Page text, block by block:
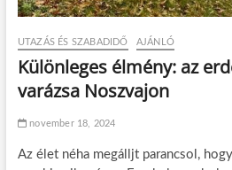
UTAZÁS ÉS SZABADIDŐ AJÁNLÓ
Különleges élmény: az
varázsa Noszvajon
november 18, 2024
Az élet néha megálljt parancsol,